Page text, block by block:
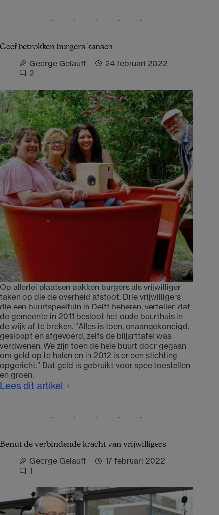
van
gemeenschapszin
Geef betrokken burgers kansen
George Gelauff
24 februari 2022
2
Op allerlei plaatsen pakken burgers als vrijwilliger
taken op die de overheid afstoot. Drie vrijwilligers
die een buurtspeeltuin in Delft beheren, vertellen dat
de gemeente in 2011 besloot het oude buurthuis in
de wijk af te breken. "Alles is toen, onaangekondigd,
gesloopt en afgevoerd, zelfs de biljarttafel was
verdwenen. We zijn toen de hele buurt door gegaan
om geld op te halen en in 2012 is er een stichting
opgericht.” Dat geld is gebruikt voor speeltoestellen
en groen.
Lees dit artikel
Geef
Benut de verbindende kracht van vrijwilligers
George Gelauff
17 februari 2022
1